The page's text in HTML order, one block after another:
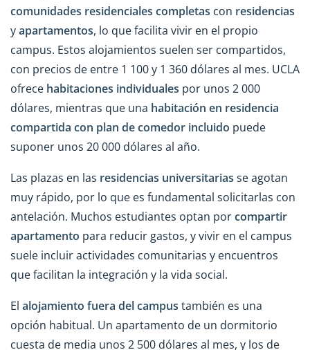
comunidades residenciales completas con residencias
yapartamentos, lo que facilita vivir en el propio
campus. Estos alojamientos suelen ser compartidos,
con precios de entre 1 100 y 1 360 dólares al mes. UCLA
ofrece habitaciones individuales por unos 2 000
dólares, mientras que una habitación en residencia
compartida con plan de comedor incluido puede
suponer unos 20 000 dólares al año.
Las plazas en las residencias universitarias se agotan
muy rápido, por lo que es fundamental solicitarlas con
antelación. Muchos estudiantes optan porcompartir
apartamento para reducir gastos, y vivir en el campus
suele incluir actividades comunitarias y encuentros
que facilitan la integración y la vida social.
El alojamiento fuera del campus también es una
opción habitual. Un apartamento de un dormitorio
cuesta de media unos 2 500 dólares al mes, y los de